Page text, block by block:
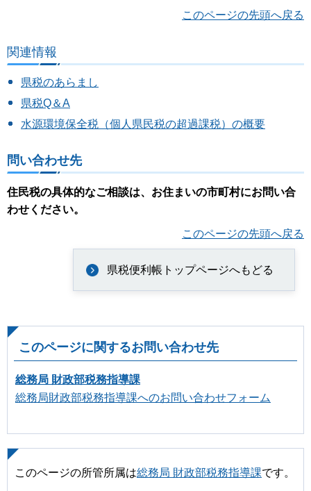
このページの先頭へ戻る
関連情報
県税のあらまし
県税Q＆A
水源環境保全税（個人県民税の超過課税）の概要
問い合わせ先
住民税の具体的なご相談は、お住まいの市町村にお問い合
わせください。
このページの先頭へ戻る
県税便利帳トップページへもどる
このページに関するお問い合わせ先
総務局 財政部税務指導課
総務局財政部税務指導課へのお問い合わせフォーム
このページの所管所属は総務局 財政部税務指導課です。